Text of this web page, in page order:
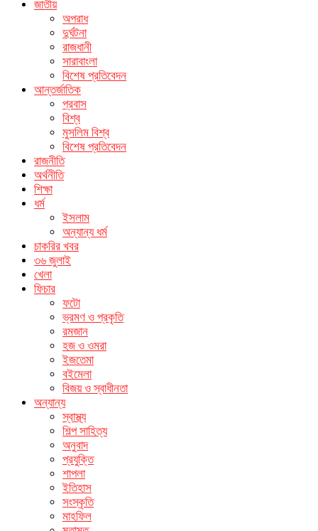
জাতীয়
অপরাধ
দুর্ঘটনা
রাজধানী
সারাবাংলা
বিশেষ প্রতিবেদন
আন্তর্জাতিক
প্রবাস
বিশ্ব
মুসলিম বিশ্ব
বিশেষ প্রতিবেদন
রাজনীতি
অর্থনীতি
শিক্ষা
ধর্ম
ইসলাম
অন্যান্য ধর্ম
চাকরির খবর
৩৬ জুলাই
খেলা
ফিচার
ফটো
ভ্রমণ ও প্রকৃতি
রমজান
হজ ও ওমরা
ইজতেমা
বইমেলা
বিজয় ও স্বাধীনতা
অন্যান্য
স্বাস্থ্য
শিল্প সাহিত্য
অনুবাদ
প্রযুক্তি
শাপলা
ইতিহাস
সংস্কৃতি
মাহফিল